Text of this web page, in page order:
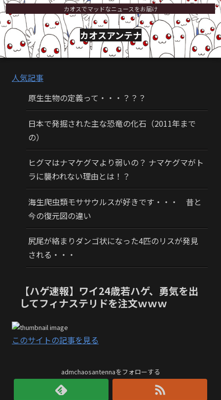
カオスでマッドなニュースをお届け
カオスアンテナ
人気記事
原生生物の定義って・・・？？？
日本で発掘された主な恐竜の化石（2011年まで
の）
ヒグマはナマケグマより弱いの？ ナマケグマがト
ラに襲われない理由とは！？
海生爬虫類モササウルスが好きです・・・ 昔と
今の復元図の違い
尻尾が絡まりダンゴ状になった4匹のリスが発見
される・・・
【ハゲ速報】ワイ24歳若ハゲ、勇気を出
してフィナステリドを注文ｗｗｗ
このサイトの記事を見る
admchaosantennaをフォローする